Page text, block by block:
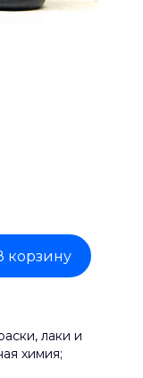
корзину
лаки и
химия;